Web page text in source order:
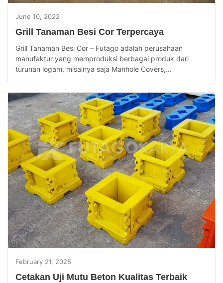
June 10, 2022
Grill Tanaman Besi Cor Terpercaya
Grill Tanaman Besi Cor – Futago adalah perusahaan
manufaktur yang memproduksi berbagai produk dari
turunan logam, misalnya saja Manhole Covers,...
February 21, 2025
Cetakan Uji Mutu Beton Kualitas Terbaik